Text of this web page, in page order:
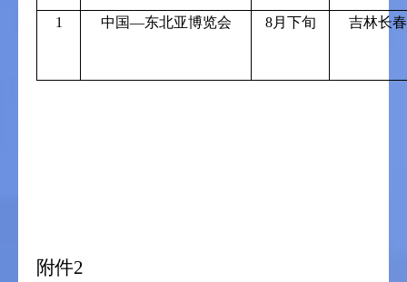
1 中国—东北亚博览会 8月下旬 吉林长春
附件2